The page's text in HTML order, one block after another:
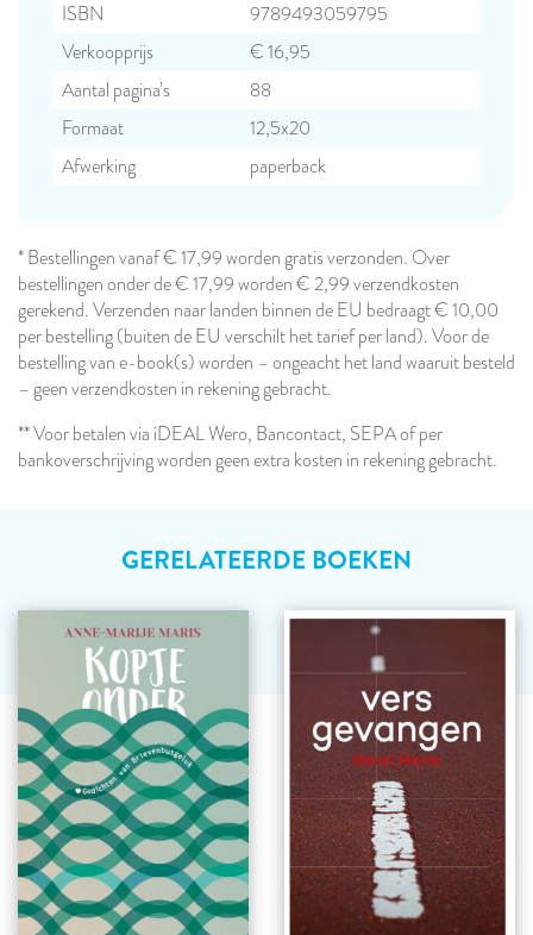
ISBN
9789493059795
Verkoopprijs
€ 16,95
Aantal pagina’s
88
Formaat
12,5x20
Afwerking
paperback
* Bestellingen vanaf € 17,99 worden gratis verzonden. Over
bestellingen onder de € 17,99 worden € 2,99 verzendkosten
gerekend. Verzenden naar landen binnen de EU bedraagt € 10,00
per bestelling (buiten de EU verschilt het tarief per land). Voor de
bestelling van e-book(s) worden – ongeacht het land waaruit besteld
– geen verzendkosten in rekening gebracht.
** Voor betalen via iDEAL Wero, Bancontact, SEPA of per
bankoverschrijving worden geen extra kosten in rekening gebracht.
GERELATEERDE BOEKEN